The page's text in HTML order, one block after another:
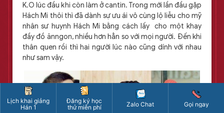
K.O lúc đầu khi còn làm ở cantin. Trong mới lần đầu gặp
Hách Mi thôi thì đã dành sự ưu ái vô cùng lộ liễu cho mỹ
nhân sư huynh Hách Mi bằng cách lấy cho một khay
đầy đồ ănngon, nhiều hơn hẳn so với mọi người. Đến khi
thân quen rồi thì hai người lúc nào cũng dính với nhau
như sam vậy.
Lịch khai giảng
Hán 1
Đăng ký học
thử miễn phí
Zalo Chat Gọi ngay